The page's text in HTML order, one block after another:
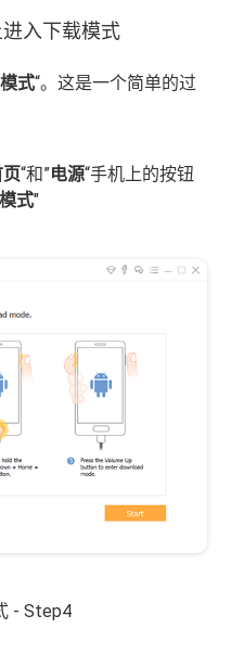
入下载模式
式“。这是一个简单的过
“和”电源“手机上的按钮
式"
- Step4